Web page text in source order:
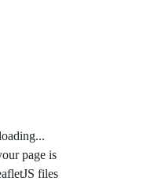
page is
files